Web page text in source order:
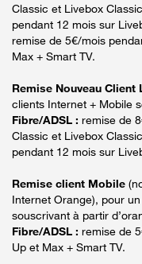
Classic et Livebox
pendant 12 mois sur
remise de 5€/mois
Max + Smart TV.
Remise Nouveau
clients Internet + Mobile
Fibre/ADSL : remise de
Classic et Livebox
pendant 12 mois sur
Remise client Mobile
Internet Orange), pour
souscrivant à partir
Fibre/ADSL : remise de
Up et Max + Smart TV.